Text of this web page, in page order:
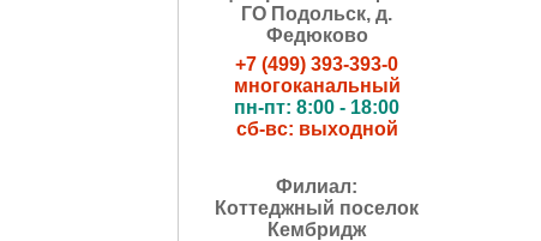
ГО Подольск, д.
Федюково
+7 (499) 393-393-0
многоканальный
пн-пт: 8:00 - 18:00
сб-вс: выходной
Филиал:
Коттеджный поселок
Кембридж